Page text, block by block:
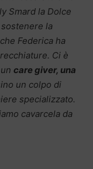
Smard la Dolce
la
Federica ha
Ci è
care giver, una
un colpo di
specializzato.
cavarcela da